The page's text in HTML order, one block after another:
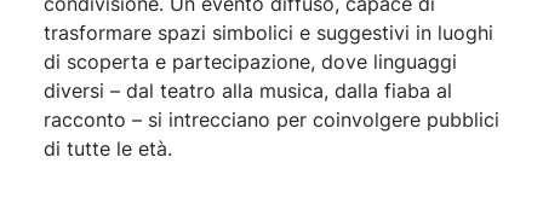
trasformare spazi simbolici e suggestivi in luoghi
di scoperta e partecipazione, dove linguaggi
diversi – dal teatro alla musica, dalla fiaba al
racconto – si intrecciano per coinvolgere pubblici
di tutte le età.